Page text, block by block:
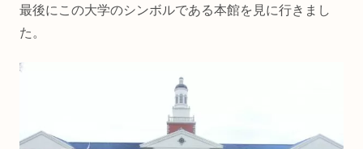
最後にこの大学のシンボルである本館を見に行きまし
た。